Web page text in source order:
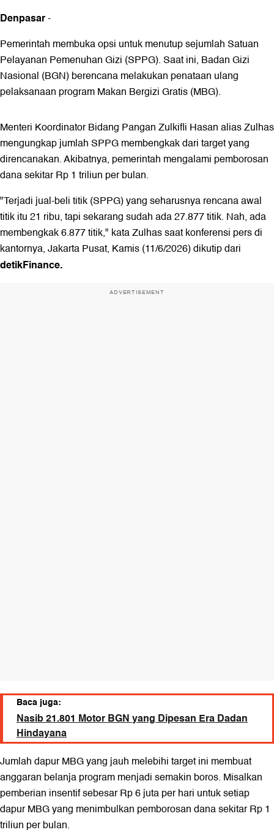
Denpasar-
Pemerintah membuka opsi untuk menutup sejumlah Satuan
Pelayanan Pemenuhan Gizi (SPPG). Saat ini, Badan Gizi
Nasional (BGN) berencana melakukan penataan ulang
pelaksanaan program Makan Bergizi Gratis (MBG).
Menteri Koordinator Bidang Pangan Zulkifli Hasan alias Zulhas
mengungkap jumlah SPPG membengkak dari target yang
direncanakan. Akibatnya, pemerintah mengalami pemborosan
dana sekitar Rp 1 triliun per bulan.
"Terjadi jual-beli titik (SPPG) yang seharusnya rencana awal
titik itu 21 ribu, tapi sekarang sudah ada 27.877 titik. Nah, ada
membengkak 6.877 titik," kata Zulhas saat konferensi pers di
kantornya, Jakarta Pusat, Kamis (11/6/2026) dikutip dari
detikFinance.
ADVERTISEMENT
Baca juga:
Nasib 21.801 Motor BGN yang Dipesan Era Dadan
Hindayana
Jumlah dapur MBG yang jauh melebihi target ini membuat
anggaran belanja program menjadi semakin boros. Misalkan
pemberian insentif sebesar Rp 6 juta per hari untuk setiap
dapur MBG yang menimbulkan pemborosan dana sekitar Rp 1
triliun per bulan.